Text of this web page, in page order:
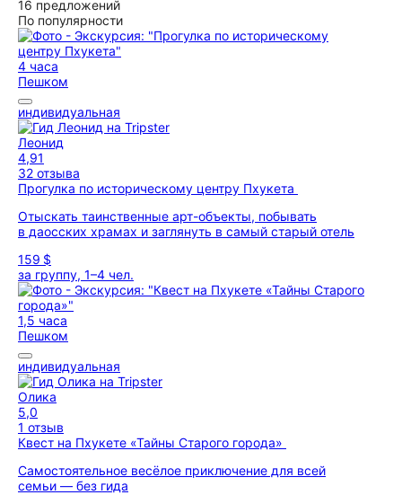
16 предложений
По популярности
4 часа
Пешком
индивидуальная
Леонид
4,91
32 отзыва
Прогулка по историческому центру Пхукета
Отыскать таинственные арт-объекты, побывать
в даосских храмах и заглянуть в самый старый отель
159 $
за группу, 1–4 чел.
1,5 часа
Пешком
индивидуальная
Олика
5,0
1 отзыв
Квест на Пхукете «Тайны Старого города»
Самостоятельное весёлое приключение для всей
семьи — без гида